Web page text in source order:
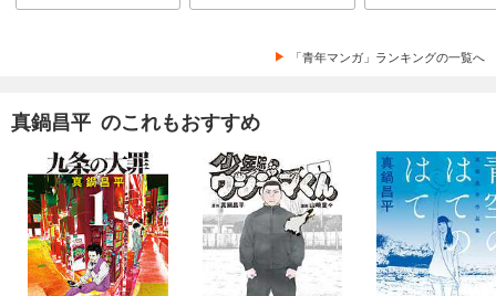
「青年マンガ」ランキングの一覧へ
真鍋昌平 のこれもおすすめ